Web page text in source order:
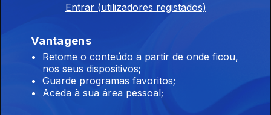
Entrar (utilizadores registados)
Vantagens
Retome o conteúdo a partir de onde ficou,
nos seus dispositivos;
Guarde programas favoritos;
Aceda à sua área pessoal;